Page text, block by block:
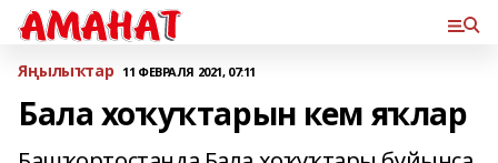
Яңылыҡтар 11 ФЕВРАЛЯ 2021, 07:11
Бала хоҡуҡтарын кем яҡлар